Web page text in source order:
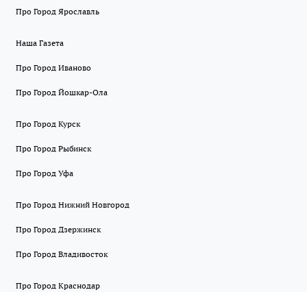
Про Город Ярославль
Наша Газета
Про Город Иваново
Про Город Йошкар-Ола
Про Город Курск
Про Город Рыбинск
Про Город Уфа
Про Город Нижний Новгород
Про Город Дзержинск
Про Город Владивосток
Про Город Краснодар